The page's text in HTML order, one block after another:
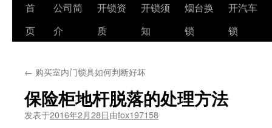
跳
至
文
首
页
公司简
介
开锁资
质
开锁须
知
烟台换
锁
开汽车
锁
← 购买室内门锁具如何判断好坏
保险柜地杆脱落的处理方法
发表于2016年2月28日由fox197158